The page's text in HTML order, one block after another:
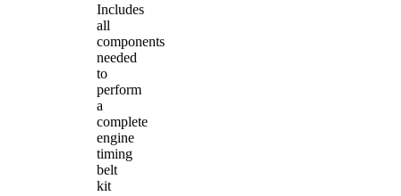
Includes
all
components
needed
to
perform
a
complete
engine
timing
belt
kit